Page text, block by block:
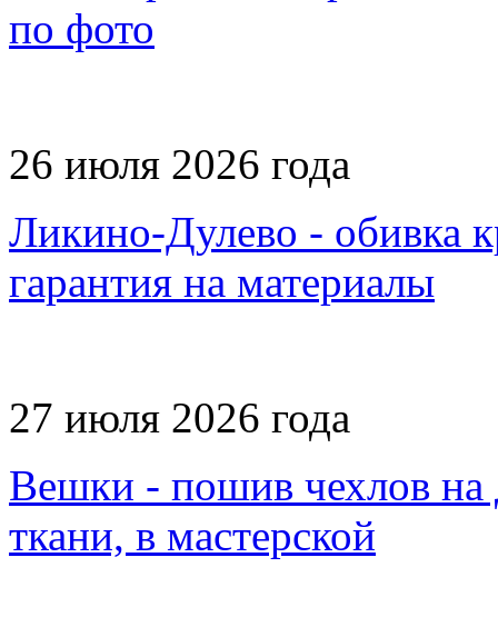
по фото
26 июля 2026 года
Ликино-Дулево - обивка
гарантия на материалы
27 июля 2026 года
Вешки - пошив чехлов на
ткани, в мастерской